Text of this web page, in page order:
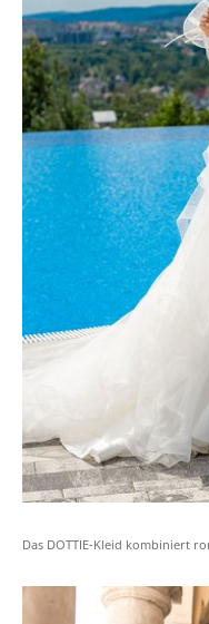
Das DOTTIE-Kleid kombiniert